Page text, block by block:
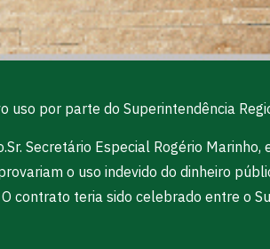
uso por parte do Superintendência
Secretário Especial Rogério Marinho,
o uso indevido do dinheiro
contrato teria sido celebrado entre o